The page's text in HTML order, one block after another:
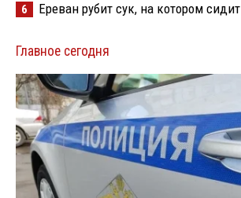
6 Ереван рубит сук, на котором сидит
Главное сегодня